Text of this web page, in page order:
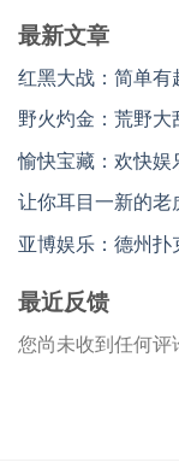
最新文章
红黑大战：简单有
野火灼金：荒野大
愉快宝藏：欢快娱
让你耳目一新的老
亚博娱乐：德州
最近反馈
您尚未收到任何评